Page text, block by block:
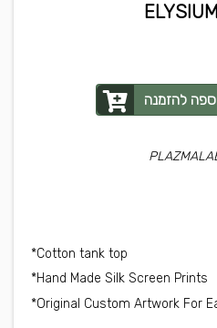
להזמנה
Hand Made Silk Screen Prints*
Original Custom Artwork For